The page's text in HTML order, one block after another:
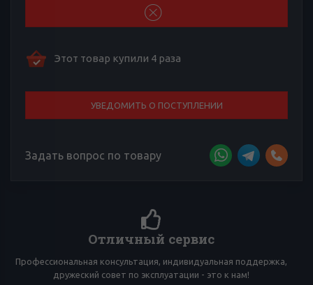
Этот товар купили 4 раза
УВЕДОМИТЬ О ПОСТУПЛЕНИИ
Задать вопрос по товару
Более 4000 отзывов к товарам
Сложно выбирать среди множества товаров? Тебе
многочисленные отзывы товарищей по вейпингу!